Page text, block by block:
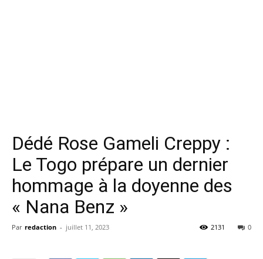
Dédé Rose Gameli Creppy :
Le Togo prépare un dernier
hommage à la doyenne des
« Nana Benz »
Par redaction - juillet 11, 2023 0
2131